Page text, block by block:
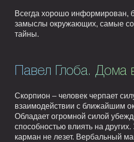
Всегда хорошо информирован,
замыслы окружающих, самые
тайны.
Павел Глоба. Дома
Скорпион – человек черпает
взаимодействии с ближайшим
Обладает огромной силой
способностью влиять на
карман не лезет. Вербальный